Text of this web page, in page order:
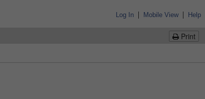
Log In | Mobile View | Help
Print